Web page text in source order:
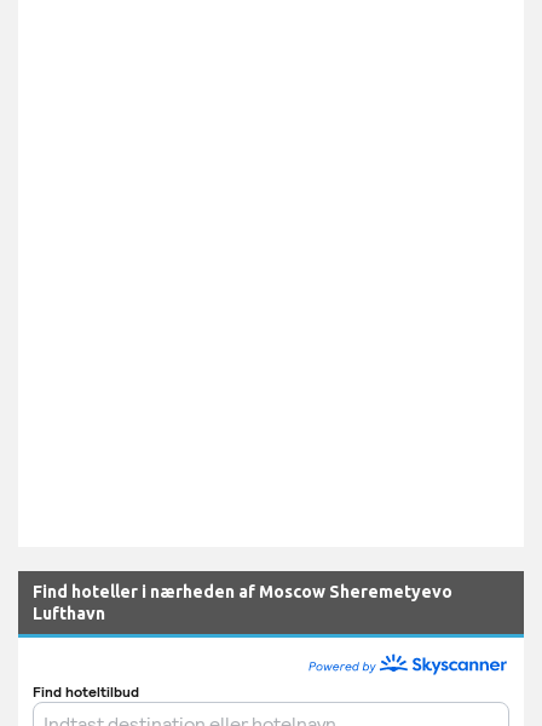
Find hoteller i nærheden af Moscow Sheremetyevo
Lufthavn